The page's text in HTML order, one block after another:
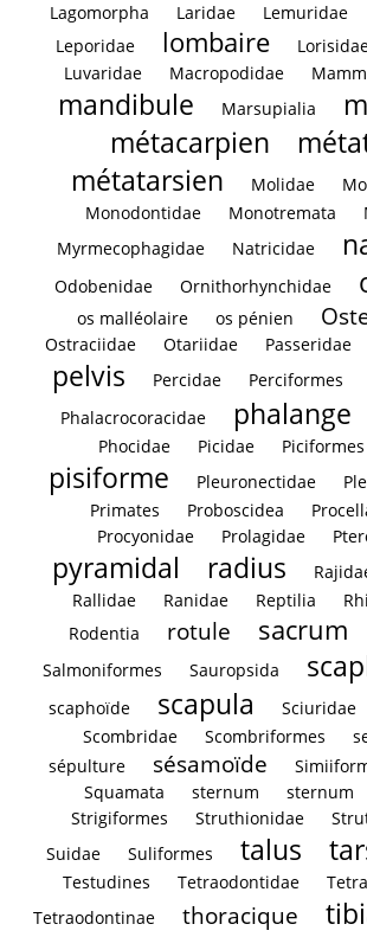
Lagomorpha Laridae Lemuridae
Leporidae
lombaire
Luvaridae
Macropodidae
mandibule Marsupialia
métacarpien
métatarsien
Molidae
Monodontidae
Monotremata
Myrmecophagidae
Natricidae
Odobenidae Ornithorhynchidae
os malléolaire os pénien
Ostraciidae Otariidae Passeridae
pelvis Percidae Perciformes
Phalacrocoracidae
phalange
Phocidae
Picidae Piciformes
pisiforme Pleuronectidae
Primates
Proboscidea
Procyonidae
Prolagidae
pyramidal radius
Rallidae
Ranidae Reptilia
Rodentia
rotule sacrum
Salmoniformes
Sauropsida
scaphoïde scapula Sciuridae
Scombridae
Scombriformes
sépulture
sésamoïde
Squamata
sternum sternum
Strigiformes
Struthionidae
Suidae
Suliformes talus
Testudines
Tetraodontidae
Tetraodontinae
thoracique